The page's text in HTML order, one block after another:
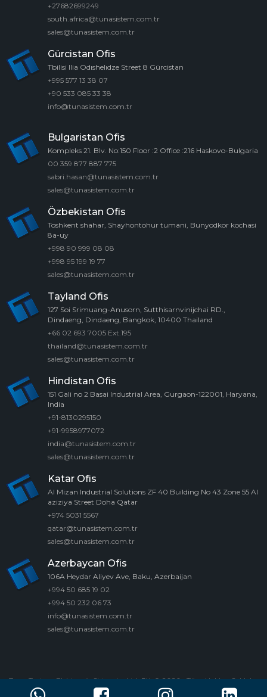
+27682699249
south.africa@tunasistem.com.tr
sales@tunasistem.com.tr
Gürcistan Ofis
Tbilisi Ilia Odıshelıdze Street 8 Gürcistan
+995 577 13 38 07
+90 533 085 33 38
info@tunasistem.com.tr
Bulgaristan Ofis
Kompleks 21. Blv. No:150 Floor :2 Office :216 Haskovo-Bulgaria
00 359 877 887 775
sabri.hasan@tunasistem.com.tr
sales@tunasistem.com.tr
Özbekistan Ofis
Toshkent shahar, Shayhontohur tumani, Bunyodkor kochasi
8a-uy
+998 90 999 08 08
+998 95 199 19 77
sales@tunasistem.com.tr
Tayland Ofis
127 Soi Srimuang-Anusorn, Sutthisarnvinijchai RD.,
Dindaeng, Dindaeng, Bangkok, 10400 Thailand
+66 02 693 7005 Ext.195
thailand@tunasistem.com.tr
sales@tunasistem.com.tr
Hindistan Ofis
151 Gali no 2 Basai Industrial Area, Gurgaon-122001, Haryana,
India
+91-8130295150
+91-9958977072
india@tunasistem.com.tr
sales@tunasistem.com.tr
Katar Ofis
Al Mizan Industrial Solutions ZF 40 Building No 43 Zone 55 Al
aziziya Street Doha Qatar
+974 5031 5567
qatar@tunasistem.com.tr
sales@tunasistem.com.tr
Azerbaycan Ofis
106A Heydar Aliyev Ave, Baku, Azerbaijan
+994 50 685 19 02
+994 50 232 06 73
info@tunasistem.com.tr
sales@tunasistem.com.tr
Tuna Tartı ve Elektronik Sistemler Ltd. Şti. © 2026 - Tüm Hakları Saklıdır.